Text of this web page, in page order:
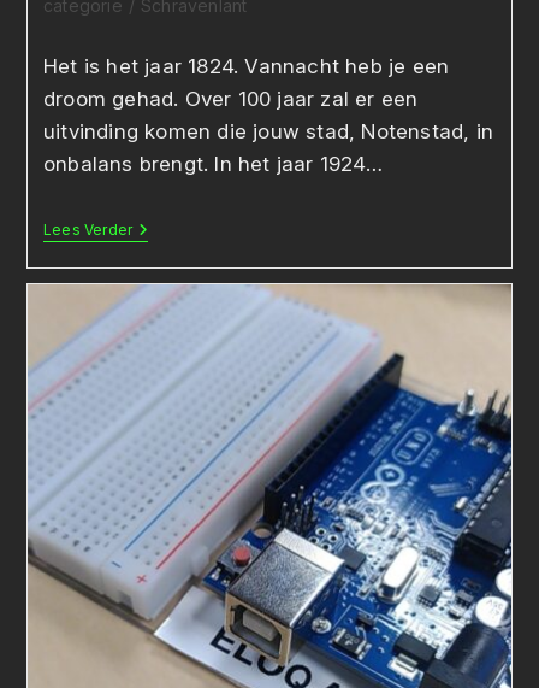
categorie / Schravenlant
Het is het jaar 1824. Vannacht heb je een
droom gehad. Over 100 jaar zal er een
uitvinding komen die jouw stad, Notenstad, in
onbalans brengt. In het jaar 1924…
Lees VerderDe
Noot
Van
De
Transistor